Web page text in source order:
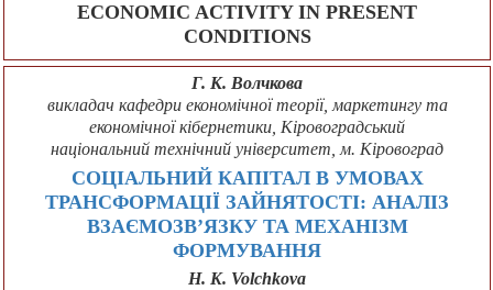
ECONOMIC ACTIVITY IN PRESENT
CONDITIONS
Г. К. Волчкова
викладач кафедри економічної теорії, маркетингу та
економічної кібернетики, Кіровоградський
національний технічний університет, м. Кіровоград
СОЦІАЛЬНИЙ КАПІТАЛ В УМОВАХ
ТРАНСФОРМАЦІЇ ЗАЙНЯТОСТІ: АНАЛІЗ
ВЗАЄМОЗВ’ЯЗКУ ТА МЕХАНІЗМ
ФОРМУВАННЯ
H. K. Volchkova